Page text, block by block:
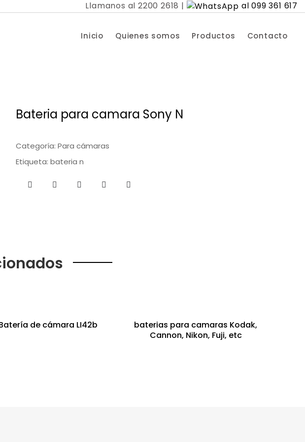
Llamanos al 2200 2618 | al 099 361 617
Inicio Quienes somos Productos Contacto
Bateria para camara Sony N
Categoría: Para cámaras
Etiqueta: bateria n
de cámara LI42b
baterias para camaras Kodak,
Cannon, Nikon, Fuji, etc